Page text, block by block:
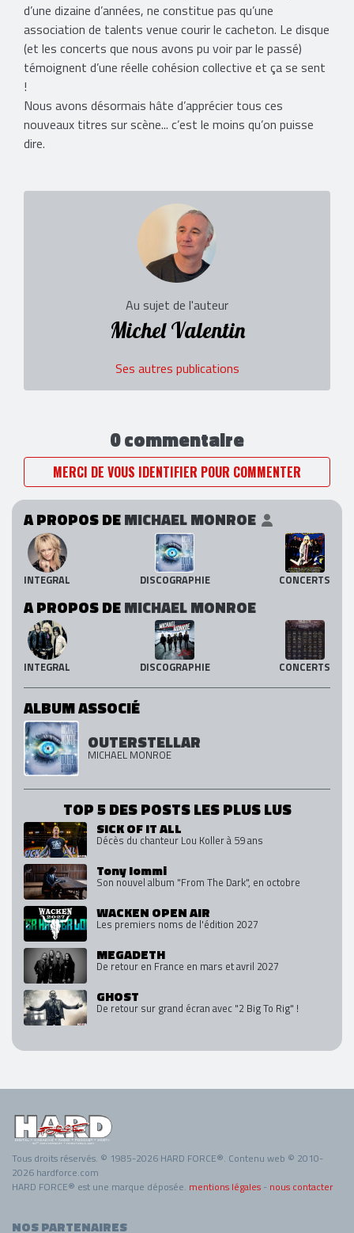
d’une dizaine d’années, ne constitue pas qu’une
association de talents venue courir le cacheton. Le disque
(et les concerts que nous avons pu voir par le passé)
témoignent d’une réelle cohésion collective et ça se sent
!
Nous avons désormais hâte d’apprécier tous ces
nouveaux titres sur scène... c’est le moins qu’on puisse
dire.
Au sujet de l'auteur
Michel Valentin
Ses autres publications
0 commentaire
MERCI DE VOUS IDENTIFIER POUR COMMENTER
A PROPOS DEMICHAEL MONROE
INTEGRAL DISCOGRAPHIE CONCERTS
A PROPOS DEMICHAEL MONROE
INTEGRAL DISCOGRAPHIE CONCERTS
ALBUM ASSOCIÉ
OUTERSTELLAR
MICHAEL MONROE
TOP 5 DES POSTS LES PLUS LUS
SICK OF IT ALL
Décès du chanteur Lou Koller à 59 ans
Tony Iommi
Son nouvel album "From The Dark", en octobre
WACKEN OPEN AIR
Les premiers noms de l'édition 2027
MEGADETH
De retour en France en mars et avril 2027
GHOST
De retour sur grand écran avec "2 Big To Rig" !
Tous droits réservés. © 1985-2026 HARD FORCE®. Contenu web © 2010-
2026 hardforce.com
HARD FORCE® est une marque déposée. mentions légales - nous contacter
NOS PARTENAIRES